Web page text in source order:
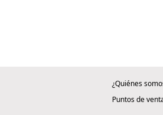
¿Quiénes
Puntos de